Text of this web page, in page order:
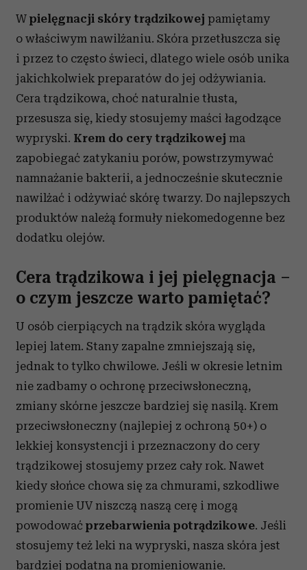
analizować ruch w naszej witrynie. Informacje o tym, jak
korzystasz z naszej witryny, udostępniamy partnerom
społecznościowym, reklamowym i analitycznym.
Partnerzy mogą połączyć te informacje z innymi danymi
otrzymanymi od Ciebie lub uzyskanymi podczas
korzystania z ich usług.
W pielęgnacji skóry trądzikowej pamiętamy
o właściwym nawilżaniu. Skóra przetłuszcza się
i przez to często świeci, dlatego wiele osób unika
jakichkolwiek preparatów do jej odżywiania.
Cera trądzikowa, choć naturalnie tłusta,
przesusza się, kiedy stosujemy maści łagodzące
wypryski. Krem do cery trądzikowej ma
zapobiegać zatykaniu porów, powstrzymywać
namnażanie bakterii, a jednocześnie skutecznie
nawilżać i odżywiać skórę twarzy. Do najlepszych
produktów należą formuły niekomedogenne bez
dodatku olejów.
Cera trądzikowa i jej pielęgnacja –
o czym jeszcze warto pamiętać?
U osób cierpiących na trądzik skóra wygląda
lepiej latem. Stany zapalne zmniejszają się,
jednak to tylko chwilowe. Jeśli w okresie letnim
nie zadbamy o ochronę przeciwsłoneczną,
zmiany skórne jeszcze bardziej się nasilą. Krem
przeciwsłoneczny (najlepiej z ochroną 50+) o
lekkiej konsystencji i przeznaczony do cery
trądzikowej stosujemy przez cały rok. Nawet
kiedy słońce chowa się za chmurami, szkodliwe
promienie UV niszczą naszą cerę i mogą
powodować przebarwienia potrądzikowe. Jeśli
stosujemy też leki na wypryski, nasza skóra jest
bardziej podatna na promieniowanie.